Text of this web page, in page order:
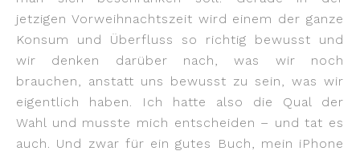
jetzigen Vorweihnachtszeit wird einem der ganze
Konsum und Überfluss so richtig bewusst und
wir denken darüber nach, was wir noch
brauchen, anstatt uns bewusst zu sein, was wir
eigentlich haben. Ich hatte also die Qual der
Wahl und musste mich entscheiden – und tat es
auch. Und zwar für ein gutes Buch, mein iPhone